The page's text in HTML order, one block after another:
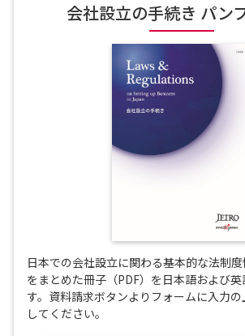
会社設立の手続き パン
日本での会社設立に関わる基本的な法制
をまとめた冊子（PDF）を日本語および
す。資料請求ボタンよりフォームに入力
してください。